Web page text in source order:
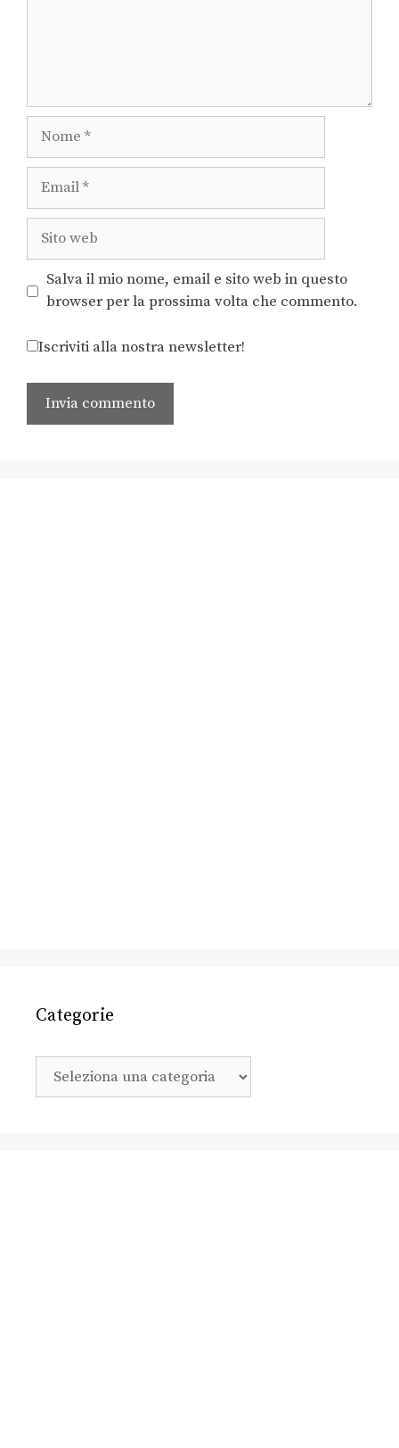
Salva il mio nome, email e sito web in questo
browser per la prossima volta che commento.
Iscriviti alla nostra newsletter!
Categorie